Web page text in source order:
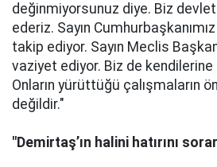
değinmiyorsunuz diye. Biz
ederiz. Sayın
takip ediyor. Sayın Meclis
vaziyet ediyor. Biz de
Onların yürüttüğü çalışmaların
değildir."
"Demirtaş’ın halini hatırını